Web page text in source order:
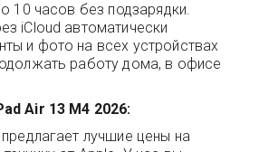
10 часов без подзарядки.
iCloud автоматически
и фото на всех устройствах
работу дома, в офисе
Air 13 M4 2026:
предлагает лучшие цены на